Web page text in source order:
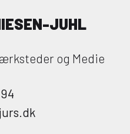
JUHL
og Medie